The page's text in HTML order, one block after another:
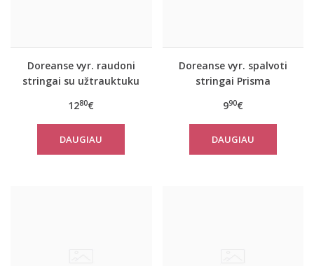
Doreanse vyr. raudoni
stringai su užtrauktuku
1280€
DAUGIAU
Doreanse vyr. spalvoti
stringai Prisma
990€
DAUGIAU